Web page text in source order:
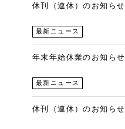
休刊（連休）のお知らせ
最新ニュース
年末年始休業のお知らせ
最新ニュース
休刊（連休）のお知らせ